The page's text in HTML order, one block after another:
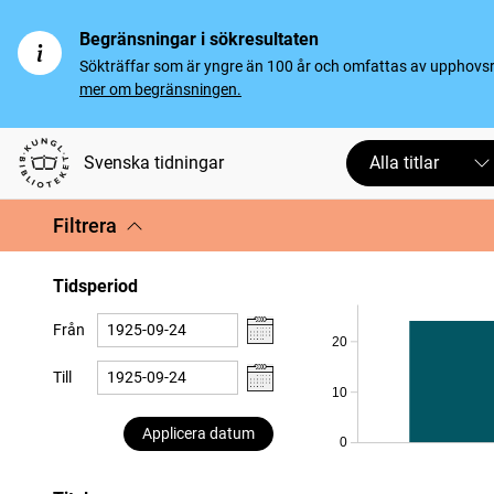
Begränsningar i sökresultaten
Sökträffar som är yngre än 100 år och omfattas av
mer om begränsningen.
Svenska tidningar Alla titlar
Filtrera
Tidsperiod
Från
Till
Applicera datum
0
10
20